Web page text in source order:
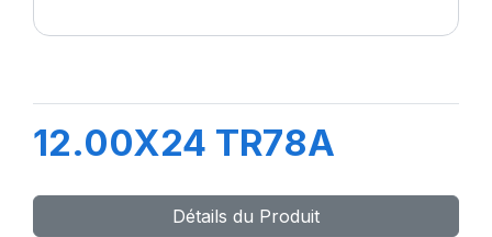
12.00X24 TR78A
Détails du Produit